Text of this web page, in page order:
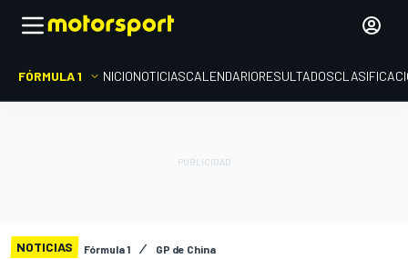
FÓRMULA 1 INICIONOTICIASCALENDARIORESULTADOS
NOTICIAS Fórmula 1 GP de China